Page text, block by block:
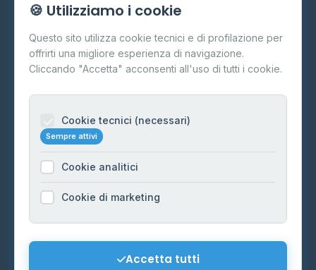
Cos'è il GPL
FAQ
Contatti
Informazioni legali
Cookie Policy
Preferenze Cookie
Mappa del sito
🍪 Utilizziamo i cookie
Questo sito utilizza cookie tecnici e di profilazione per
offrirti una migliore esperienza di navigazione.
Cliccando "Accetta" acconsenti all'uso di tutti i cookie.
Cookie tecnici (necessari)
Sempre attivi
Cookie analitici
Cookie di marketing
Accetta tutti